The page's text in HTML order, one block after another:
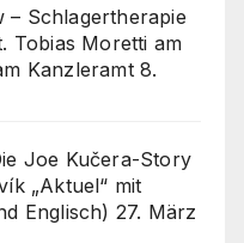
– Schlagertherapie
Tobias Moretti am
Kanzleramt 8.
Joe Kučera-Story
„Aktuel“ mit
Englisch) 27. März